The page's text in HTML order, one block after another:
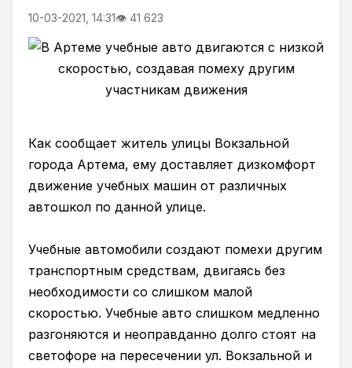
10-03-2021, 14:31👁 41 623
Как сообщает житель улицы Вокзальной
города Артема, ему доставляет дизкомфорт
движение учебных машин от различных
автошкол по данной улице.
Учебные автомобили создают помехи другим
транспортным средствам, двигаясь без
необходимости со слишком малой
скоростью. Учебные авто слишком медленно
разгоняются и неоправданно долго стоят на
светофоре на пересечении ул. Вокзальной и